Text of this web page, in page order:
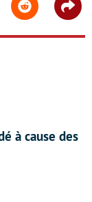
Reddit
à cause des